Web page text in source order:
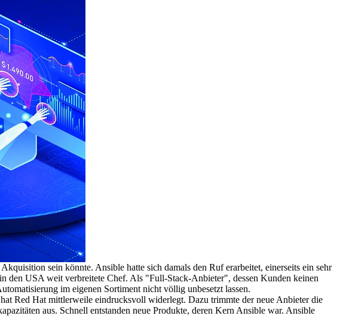
sein könnte. Ansible hatte sich damals den Ruf erarbeitet, einerseits ein sehr
den USA weit verbreitete Chef. Als "Full-Stack-Anbieter", dessen Kunden keinen
im eigenen Sortiment nicht völlig unbesetzt lassen.
Red Hat mittlerweile eindrucksvoll widerlegt. Dazu trimmte der neue Anbieter die
aus. Schnell entstanden neue Produkte, deren Kern Ansible war. Ansible